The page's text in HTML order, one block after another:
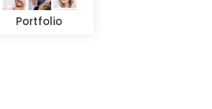
Portfolio